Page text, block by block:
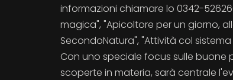
informazioni chiamare lo 0342-
magica", "Apicoltore per un giorno,
SecondoNatura", "Attività col sistema
Con uno speciale focus sulle buone
scoperte in materia, sarà centrale